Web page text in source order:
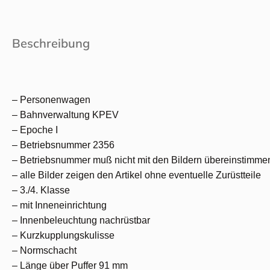
Beschreibung
– Personenwagen
– Bahnverwaltung KPEV
– Epoche I
– Betriebsnummer 2356
– Betriebsnummer muß nicht mit den Bildern
– alle Bilder zeigen den Artikel ohne eventuelle Zurüstteile
– 3./4. Klasse
– mit Inneneinrichtung
– Innenbeleuchtung nachrüstbar
– Kurzkupplungskulisse
– Normschacht
– Länge über Puffer 91 mm